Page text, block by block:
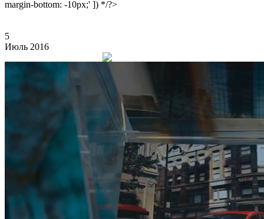
margin-bottom: -10px;' ]) */?>
5
Июль 2016